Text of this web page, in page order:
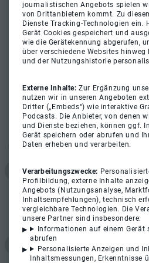
journalistischen Angebots spielen
von Drittanbietern kommt. Zu
Dienste Tracking-Technologien ein.
Gerät Cookies gespeichert und
wie die Gerätekennung abgerufen,
über verschiedene Websites
und der Nutzungshistorie
Externe Inhalte:Zur Ergänzung
nutzen wir in unseren Angeboten
Dritter („Embeds“) wie interaktive
Podcasts. Die Anbieter, von denen
und Dienste beziehen, können ggf.
Gerät speichern oder abrufen und
Daten erheben und verarbeiten.
Verarbeitungszwecke:
Profilbildung, externe Inhalte
Angebots (Nutzungsanalyse,
Inhaltsempfehlungen), technisch
vergleichbare Technologien. Die
unsere Partner sind insbesondere:
Informationen auf einem Gerät
abrufen
Personalisierte Anzeigen und
Inhaltsmessungen, Erkenntnisse